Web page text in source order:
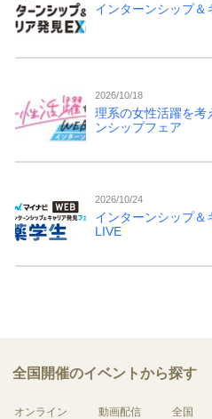
インターンシップ
2026/10/18
理系の女性活躍を考
ンシップフェア
2026/10/24
インターンシップ＆
LIVE
全国開催のイベントから探す
オンライン 動画配信 全国